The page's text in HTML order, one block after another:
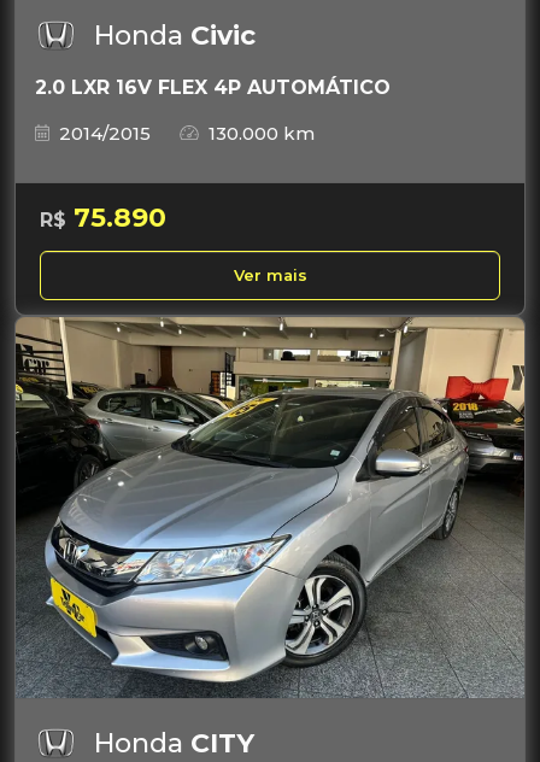
Honda Civic
2.0 LXR 16V FLEX 4P AUTOMÁTICO
2014/2015
130.000 km
R$ 75.890
Ver mais
Honda CITY